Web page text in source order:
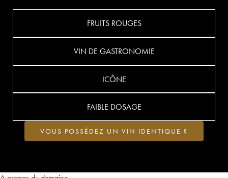
FRUITS ROUGES
VIN DE GASTRONOMIE
ICÔNE
FAIBLE DOSAGE
VOUS POSSÉDEZ UN VIN IDENTIQUE ?